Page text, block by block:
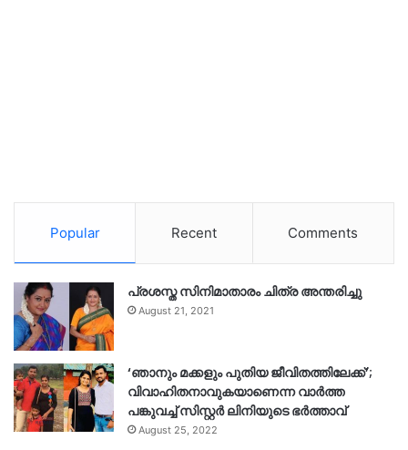
Popular Recent Comments
പ്രശസ്ത സിനിമാതാരം ചിത്ര അന്തരിച്ചു
August 21, 2021
‘ഞാനും മക്കളും പുതിയ ജീവിതത്തിലേക്ക്’;
വിവാഹിതനാവുകയാണെന്ന വാർത്ത
പങ്കുവച്ച് സിസ്റ്റർ ലിനിയുടെ ഭർത്താവ്
August 25, 2022